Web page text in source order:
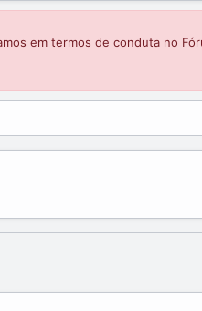
em termos de conduta no